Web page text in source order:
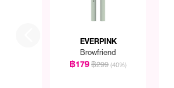
EVERPINK
Browfriend
฿179฿299 (40%)